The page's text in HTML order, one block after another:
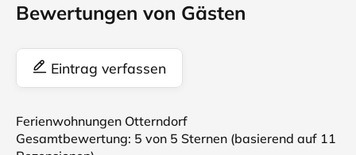
Bewertungen von Gästen
Eintrag verfassen
Ferienwohnungen Otterndorf
Gesamtbewertung: 5 von 5 Sternen (basierend auf 11